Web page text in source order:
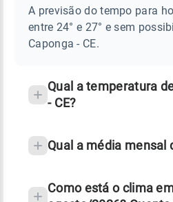
CAPONGA
sobre
chuva
A previsão do tempo para
entre 24° e 27° e sem
Caponga - CE.
Qual a temperatura
- CE?
Qual a média mensal
Como está o clima